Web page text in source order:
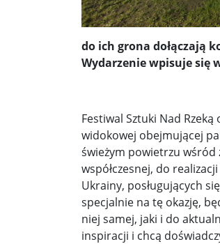
Donald Trump żąda
Sławomir Mentzen:
Zełenski chciał rozmawiać
Presja na Izrael rośnie.
Powstanie to nie jest
Walka z okupantem, walka
Zaproszenie. Spacer z
do ich grona dołączają
Wydarzenie wpisuje się
Festiwal Sztuki Nad
widokowej obejmującej
świeżym powietrzu wśród
współczesnej, do
Ukrainy, posługujących
specjalnie na tę okazję,
niej samej, jaki i do
inspiracji i chcą